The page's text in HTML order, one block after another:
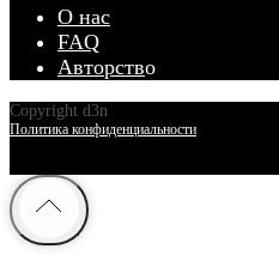
О нас
FAQ
Авторство
Copyright d3n
Политика конфиденциальности